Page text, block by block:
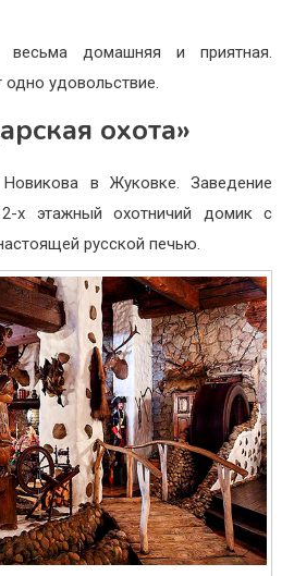
домашняя и приятная.
одно удовольствие.
охота»
в Жуковке. Заведение
х этажный охотничий домик с
русской печью.